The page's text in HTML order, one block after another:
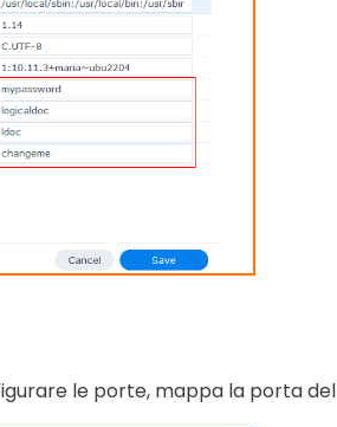
le porte, mappa la porta